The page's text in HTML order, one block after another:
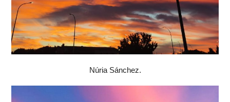
Núria Sánchez.